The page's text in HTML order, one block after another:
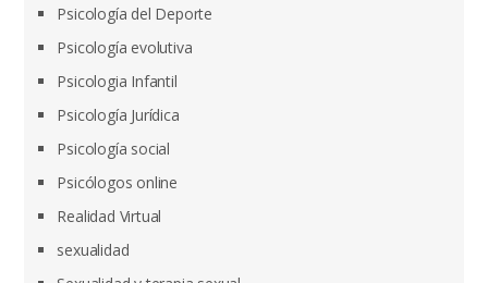
Psicología del Deporte
Psicología evolutiva
Psicologia Infantil
Psicología Jurídica
Psicología social
Psicólogos online
Realidad Virtual
sexualidad